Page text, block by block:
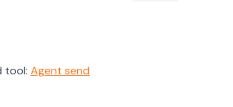
tool: Agent send